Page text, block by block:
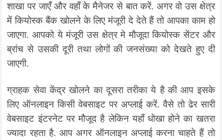
शाखा पर जाएँ और वहाँ के मैनेजर से बात करें. अगर वो उस क्षेत्र
में कियोस्क बैंक खोलने के लिए मंजूरी दे देते हैं तो आपका काम हो
जाएगा. आपको ये मंजूरी उस क्षेत्र मे मौजूदा कियोस्क सेंटर और
ब्रांच से उसकी दूरी तथा लोगों की जनसंख्या को देखते हुए दी
जाएगी.
ग्राहक सेवा केंद्र खोलने का दूसरा तरीका ये है की आप इसके
लिए ऑनलाइन किसी वेबसाइट पर अप्लाई करें. वैसे तो ढेर सारी
वेबसाइट इंटरनेट पर मौजूद है लेकिन यहाँ धोखा होने का खतरा
ज्यादा रहता है. आप अगर ऑनलाइन अप्लाई करना चाहते हैं तो